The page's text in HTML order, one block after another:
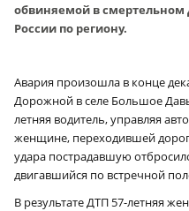
обвиняемой в
России по региону.
Авария произошла в конце
Дорожной в селе Большое
летняя водитель, управляя
женщине, переходившей
удара пострадавшую
двигавшийся по встречной
В результате ДТП 57-летняя